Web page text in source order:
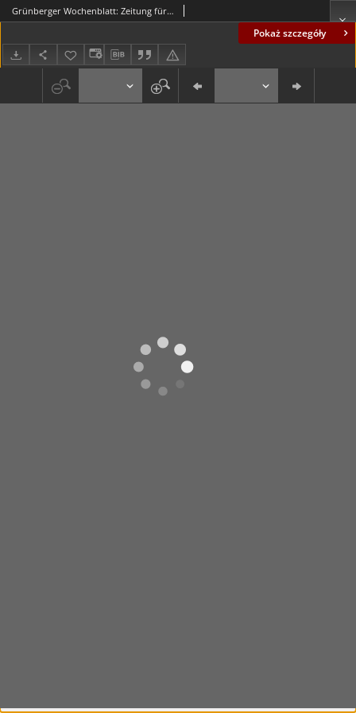
Pokaż szczegóły
Grünberger Wochenblatt: Zeitung für Stadt und Land, No. 118. (28. Juni 1924)